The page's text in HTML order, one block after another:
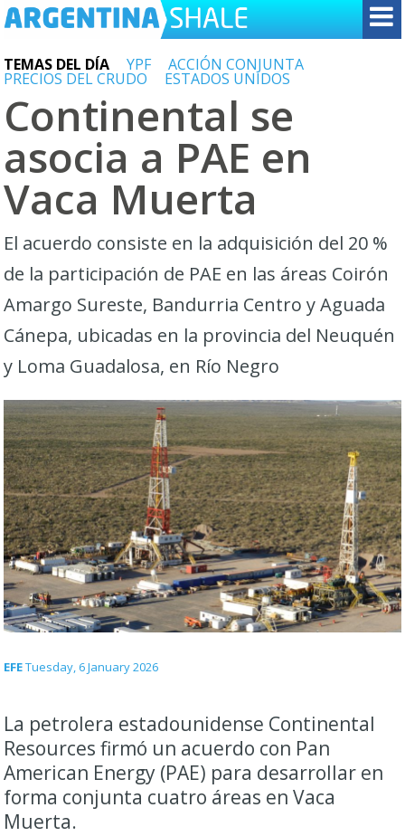
TEMAS DEL DÍA YPF ACCIÓN CONJUNTA
PRECIOS DEL CRUDO ESTADOS UNIDOS
Continental se
asocia a PAE en
Vaca Muerta
El acuerdo consiste en la adquisición del 20 %
de la participación de PAE en las áreas Coirón
Amargo Sureste, Bandurria Centro y Aguada
Cánepa, ubicadas en la provincia del Neuquén
y Loma Guadalosa, en Río Negro
EFETuesday, 6 January 2026
La petrolera estadounidense Continental
Resources firmó un acuerdo con Pan
American Energy (PAE) para desarrollar en
forma conjunta cuatro áreas en Vaca
Muerta.